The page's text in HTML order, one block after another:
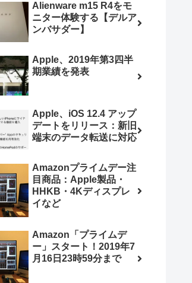
Alienware m15 R4をモ
ニター体験する【デルア
ンバサダー】
Apple、2019年第3四半
期業績を発表
Apple、iOS 12.4 アップ
デートをリリース：新旧
端末のデータ転送に対応
Amazonプライムデー注
目商品：Apple製品・
HHKB・4Kディスプレ
イなど
Amazon「プライムデ
ー」スタート！2019年7
月16日23時59分まで